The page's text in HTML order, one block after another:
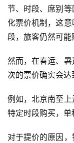
节、时段、席别
化票价机制，这
段，旅客仍然可能
然而，在春运、
次的票价确实会达
例如，北京南至
特定时段购买，单
对于提价的原因，